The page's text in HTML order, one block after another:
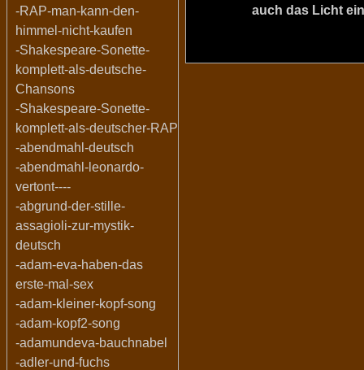
-RAP-man-kann-den-
himmel-nicht-kaufen
-Shakespeare-Sonette-
komplett-als-deutsche-
Chansons
-Shakespeare-Sonette-
komplett-als-deutscher-RAP
-abendmahl-deutsch
-abendmahl-leonardo-
vertont----
-abgrund-der-stille-
assagioli-zur-mystik-
deutsch
-adam-eva-haben-das
erste-mal-sex
-adam-kleiner-kopf-song
-adam-kopf2-song
-adamundeva-bauchnabel
-adler-und-fuchs
auch das Licht